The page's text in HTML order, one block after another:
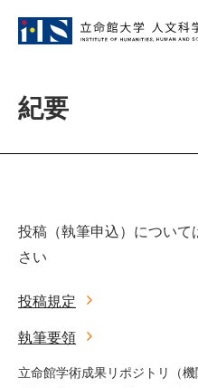
紀要
投稿（執筆申込）について
さい
投稿規定
執筆要領
立命館学術成果リポジトリ（